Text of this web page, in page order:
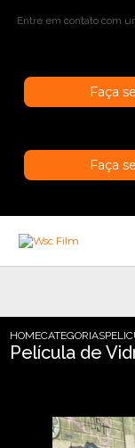
Entre em contato com
Faça
Faça
HOMECATEGORIAS
Película de